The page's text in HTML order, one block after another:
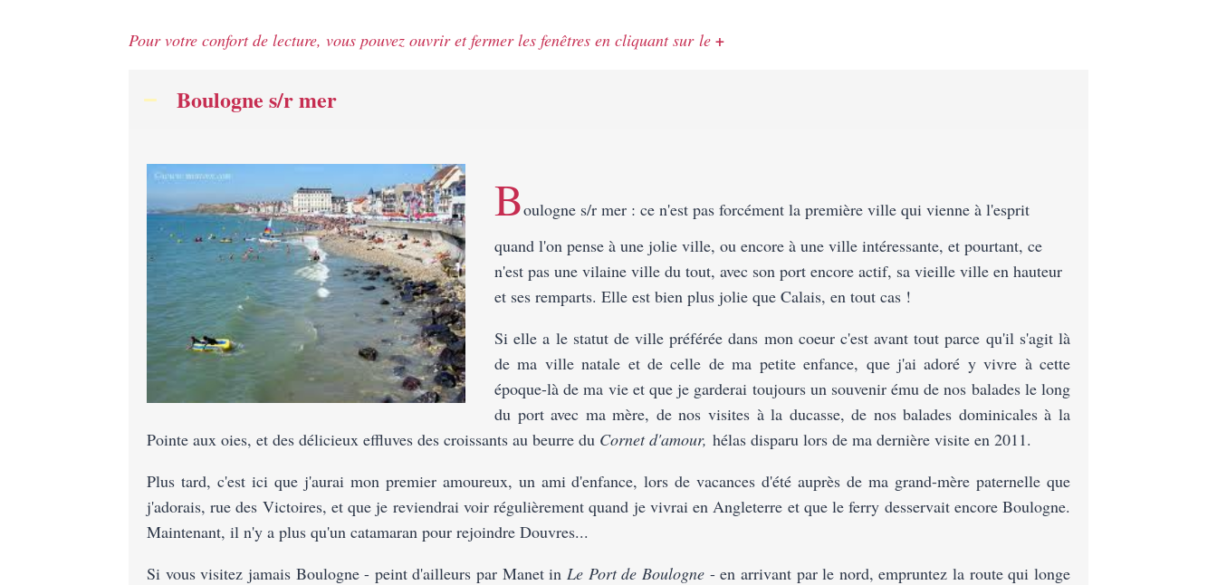
Pour votre confort de lecture, vous pouvez ouvrir et fermer les fenêtres en cliquant sur le +
Boulogne s/r mer
Boulogne s/r mer : ce n'est pas forcément la première ville qui vienne à l'esprit
quand l'on pense à une jolie ville, ou encore à une ville intéressante, et pourtant, ce
n'est pas une vilaine ville du tout, avec son port encore actif, sa vieille ville en hauteur
et ses remparts. Elle est bien plus jolie que Calais, en tout cas !
Si elle a le statut de ville préférée dans mon coeur c'est avant tout parce qu'il s'agit là
de ma ville natale et de celle de ma petite enfance, que j'ai adoré y vivre à cette
époque-là de ma vie et que je garderai toujours un souvenir ému de nos balades le long
du port avec ma mère, de nos visites à la ducasse, de nos balades dominicales à la
Pointe aux oies, et des délicieux effluves des croissants au beurre du Cornet d'amour, hélas disparu lors de ma dernière visite en 2011.
Plus tard, c'est ici que j'aurai mon premier amoureux, un ami d'enfance, lors de vacances d'été auprès de ma grand-mère paternelle que
j'adorais, rue des Victoires, et que je reviendrai voir régulièrement quand je vivrai en Angleterre et que le ferry desservait encore Boulogne.
Maintenant, il n'y a plus qu'un catamaran pour rejoindre Douvres...
Si vous visitez jamais Boulogne - peint d'ailleurs par Manet inLe Port de Boulogne- en arrivant par le nord, empruntez la route qui longe